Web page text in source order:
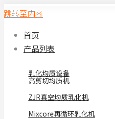
跳转至内容
首页
产品列表
乳化均质设备
高剪切均质机
ZJR真空均质乳化机
Mixcore再循环乳化机